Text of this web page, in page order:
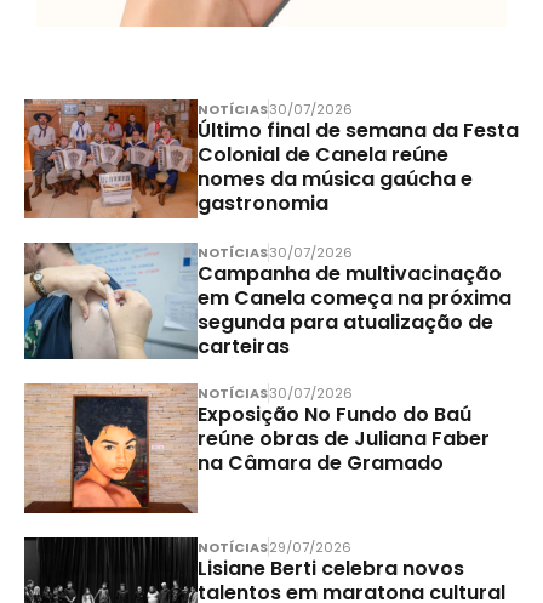
NOTÍCIAS30/07/2026
Último final de semana da Festa
Colonial de Canela reúne
nomes da música gaúcha e
gastronomia
NOTÍCIAS30/07/2026
Campanha de multivacinação
em Canela começa na próxima
segunda para atualização de
carteiras
NOTÍCIAS30/07/2026
Exposição No Fundo do Baú
reúne obras de Juliana Faber
na Câmara de Gramado
NOTÍCIAS29/07/2026
Lisiane Berti celebra novos
talentos em maratona cultural